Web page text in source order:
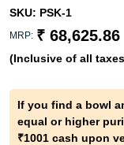
SKU: PSK-1
MRP: ₹ 68,625.86
(Inclusive of all
If you find a bowl
equal or higher
₹1001 cash upon